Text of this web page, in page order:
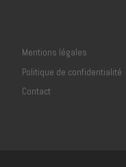
Mentions légales
Politique de confidentialité
Contact